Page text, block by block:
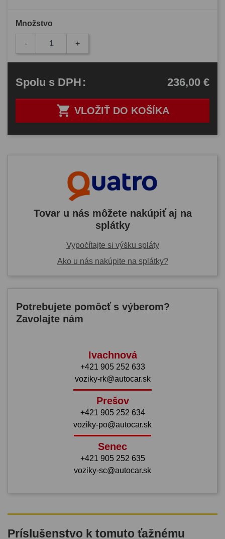
Množstvo
- +
 VLOŽIŤ DO KOŠÍKA
Spolu s DPH: 236,00 €
Tovar u nás môžete nakúpiť aj na
splátky
Vypočítajte si výšku spláty
Ako u nás nakúpite na splátky?
Potrebujete pomôcť s výberom?
Zavolajte nám
Ivachnová
+421 905 252 633
voziky-rk@autocar.sk
Prešov
+421 905 252 634
voziky-po@autocar.sk
Senec
+421 905 252 635
voziky-sc@autocar.sk
Príslušenstvo k tomuto ťažnému